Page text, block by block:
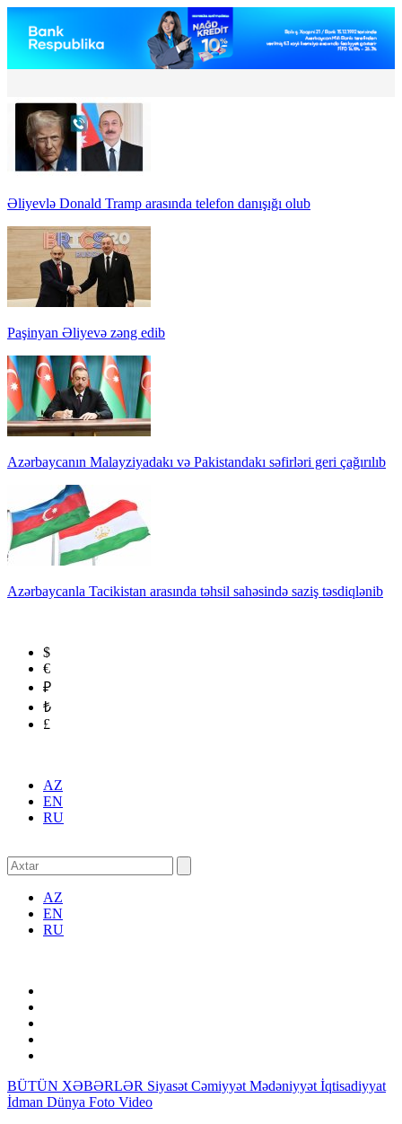
Əliyevlə Donald Tramp arasında telefon danışığı olub
Paşinyan Əliyevə zəng edib
Azərbaycanın Malayziyadakı və Pakistandakı səfirləri geri çağırılıb
Azərbaycanla Tacikistan arasında təhsil sahəsində saziş təsdiqlənib
$
€
₽
₺
£
AZ
EN
RU
AZ
EN
RU
BÜTÜN XƏBƏRLƏR Siyasət Cəmiyyət Mədəniyyət İqtisadiyyat
İdman Dünya Foto Video